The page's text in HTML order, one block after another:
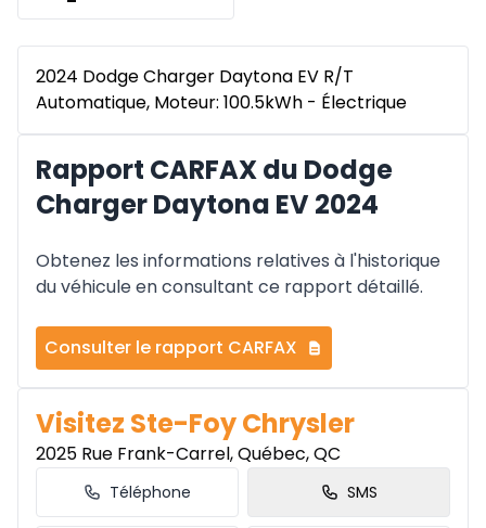
2024 Dodge Charger Daytona EV R/T
Automatique, Moteur: 100.5kWh - Électrique
Rapport CARFAX du Dodge
Charger Daytona EV 2024
Obtenez les informations relatives à l'historique
du véhicule en consultant ce rapport détaillé.
Consulter le rapport CARFAX
Visitez Ste-Foy Chrysler
2025 Rue Frank-Carrel, Québec, QC
Téléphone SMS